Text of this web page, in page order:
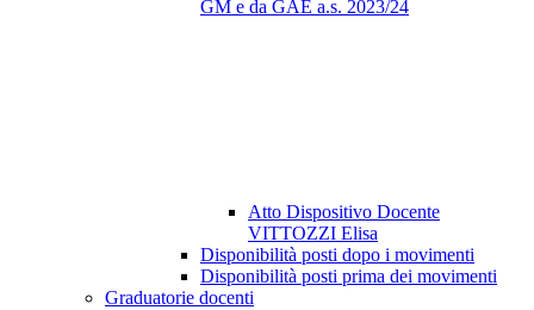
GM e da GAE a.s. 2023/24
Atto Dispositivo Docente
VITTOZZI Elisa
Disponibilità posti dopo i movimenti
Disponibilità posti prima dei movimenti
Graduatorie docenti